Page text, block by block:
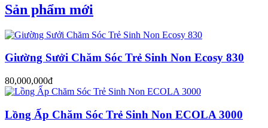
Sản phẩm mới
Giường Sưởi Chăm Sóc Trẻ Sinh Non Ecosy 830
80,000,000đ
Lồng Ấp Chăm Sóc Trẻ Sinh Non ECOLA 3000